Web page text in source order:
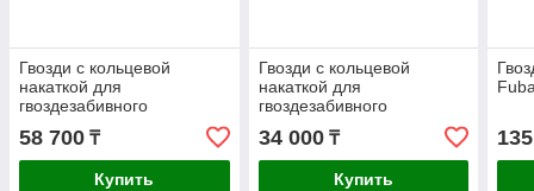
Гвозди с кольцевой
накаткой для
гвоздезабивного
пистолета (N90) Fubag
3.05х90мм 3000шт.
140107
58 700 ₸
Купить
Гвозди с кольцевой
накаткой для
гвоздезабивного
пистолета (N90) Fubag
3.05х50мм 3000шт.
140151
34 000₸
Купить